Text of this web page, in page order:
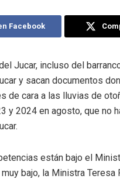
Facebook
Jucar, incluso del
y sacan documentos
de cara a las lluvias de
y 2024 en agosto, que no
están bajo el
bajo, la Ministra Teresa